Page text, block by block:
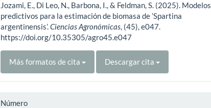
artículo
Jozami, E., Di Leo, N., Barbona, I., & Feldman, S. (2025). Modelos
predictivos para la estimación de biomasa de ’Spartina
argentinensis’.Ciencias Agronómicas, (45), e047.
https://doi.org/10.35305/agro45.e047
Más formatos de cita Descargar cita
Número